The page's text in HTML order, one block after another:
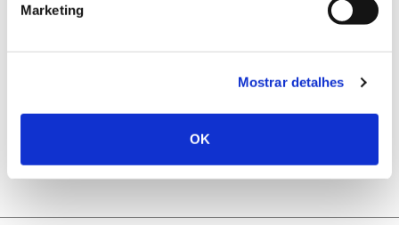
Marketing
Mostrar detalhes
OK
25.06.2026
Natureza e florestas procuram jovens voluntários